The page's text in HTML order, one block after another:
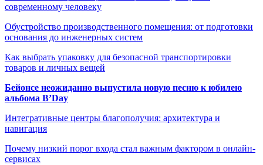
современному человеку
Обустройство производственного помещения: от подготовки
основания до инженерных систем
Как выбрать упаковку для безопасной транспортировки
товаров и личных вещей
Бейонсе неожиданно выпустила новую песню к юбилею
альбома B’Day
Интегративные центры благополучия: архитектура и
навигация
Почему низкий порог входа стал важным фактором в онлайн-
сервисах